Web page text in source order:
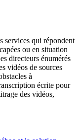
services qui répondent
ou en situation
directeurs énumérés
vidéos de sources
à
écrite pour
des vidéos,